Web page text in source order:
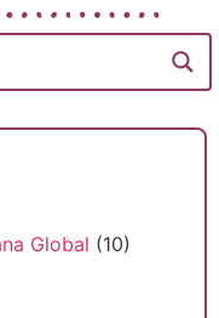
Global (10)